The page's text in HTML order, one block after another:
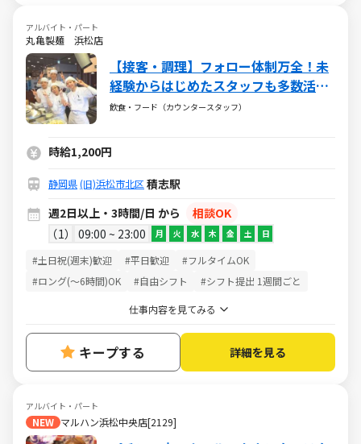
アルバイト・パート
丸亀製麺 浜松店
【接客・調理】フォロー体制万全！未
経験からはじめたスタッフも多数活躍
中！時給1200円☆お得なまかないあり
飲食・フード（カウンタースタッフ）
時給1,200円
静岡県(旧)浜松市北区 積志駅
週2日以上・3時間/日 から
相談OK
1
09:00 ~ 23:00 月 火 水 木 金 土 日
#土日祝(週末)歓迎 #平日歓迎
#フルタイムOK
#ロング(～6時間)OK
#自由シフト #シフト提出 1週間ごと
仕事内容を見てみる
キープする 詳細を見る
アルバイト・パート
NEW マルハン浜松中央店[2129]